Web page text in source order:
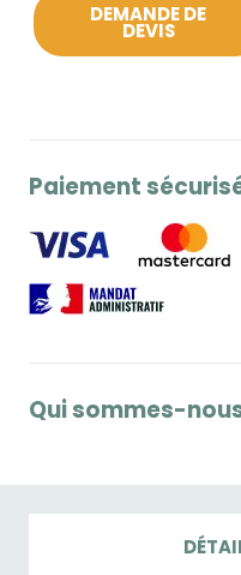
DEMANDE DE
DEVIS
Paiement
Qui sommes-